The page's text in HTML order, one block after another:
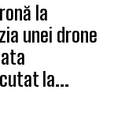
la
unei drone
la...